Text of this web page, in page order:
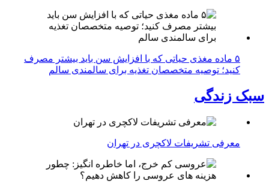
۵ ماده مغذی حیاتی که با افزایش سن باید بیشتر مصرف
کنید؛ توصیه متخصصان تغذیه برای سالمندی سالم
سبک زندگی
معرفی تشریفات لاکچری در تهران